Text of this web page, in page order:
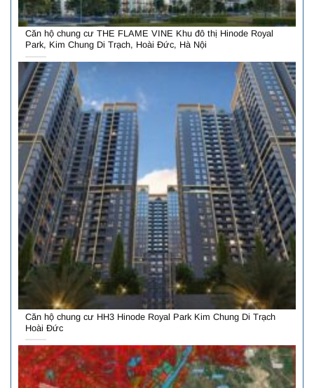
Căn hộ chung cư THE FLAME VINE Khu đô thị Hinode Royal
Park, Kim Chung Di Trạch, Hoài Đức, Hà Nội
Căn hộ chung cư HH3 Hinode Royal Park Kim Chung Di Trạch
Hoài Đức